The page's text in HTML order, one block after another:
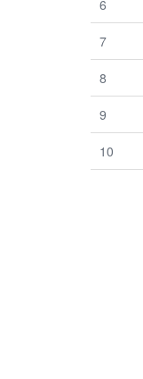
6
7
8
9
10